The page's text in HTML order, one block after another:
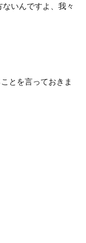
いんですよ、我々
とを言っておきま